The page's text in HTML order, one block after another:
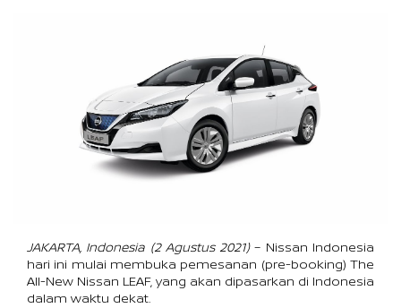
JAKARTA, Indonesia (2 Agustus 2021) – Nissan Indonesia
hari ini mulai membuka pemesanan (pre-booking) The
All-New Nissan LEAF, yang akan dipasarkan di Indonesia
dalam waktu dekat.